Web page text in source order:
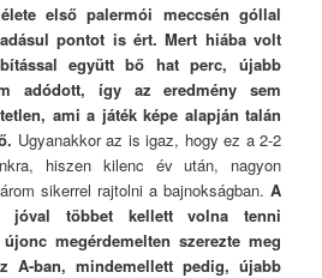
első palermói meccsén góllal
pontot is ért. Mert hiába volt
együtt bő hat perc, újabb
adódott, így az eredmény sem
ami a játék képe alapján talán
Ugyanakkor az is igaz, hogy ez a 2-2
hiszen kilenc év után, nagyon
sikerrel rajtolni a bajnokságban. A
jóval többet kellett volna tenni
megérdemelten szerezte meg
A-ban, mindemellett pedig, újabb